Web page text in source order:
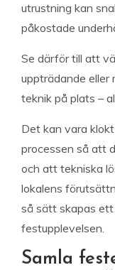
utrustning kan
påkostade
Se därför till att
uppträdande eller
teknik på plats –
Det kan vara
processen så att
och att tekniska
lokalens
så sätt skapas
festupplevelsen.
Samla